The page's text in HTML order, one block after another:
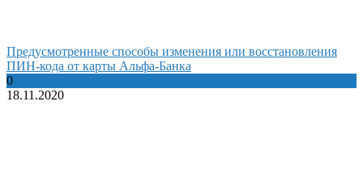
Предусмотренные способы изменения или восстановления
ПИН-кода от карты Альфа-Банка
0
18.11.2020